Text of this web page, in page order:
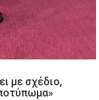
με σχέδιο,